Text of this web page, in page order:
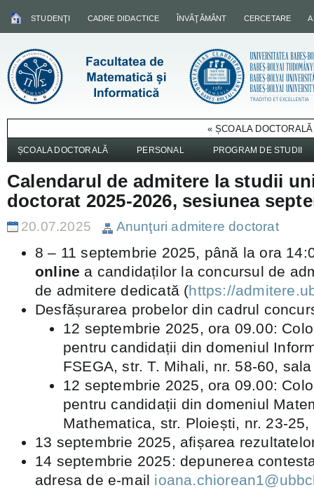
STUDENŢI CADRE DIDACTICE ÎNVĂŢĂMÂNT CERCETARE
« ȘCOALA
ȘCOALA DOCTORALĂ PERSONAL PROGRAM DE STUDII
Calendarul de admitere la studii
doctorat 2025-2026, sesiunea
20.07.2025 Anunţuri admitere doctorat
8 – 11 septembrie 2025, până la ora
online a candidaților la concursul de
de admitere dedicată (https://
Desfășurarea probelor din cadrul
12 septembrie 2025, ora 09.00:
pentru candidații din domeniul
FSEGA, str. T. Mihali, nr. 58-60,
12 septembrie 2025, ora 09.00:
pentru candidații din domeniul
Mathematica, str. Ploiești, nr. 23-25,
13 septembrie 2025, afișarea
14 septembrie 2025: depunerea
adresa de e-mail